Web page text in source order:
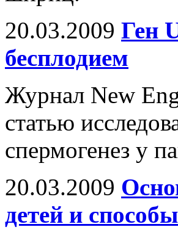
20.03.2009 Ген
бесплодием
Журнал New
статью
спермогенез у
20.03.2009
детей и